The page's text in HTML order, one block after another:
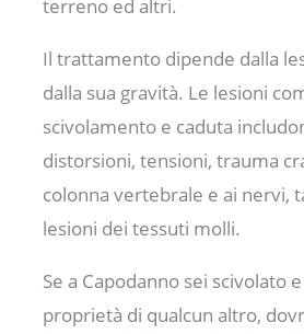
terreno ed altri.
Il trattamento dipende dalla
dalla sua gravità. Le lesioni
scivolamento e caduta
distorsioni, tensioni, trauma
colonna vertebrale e ai nervi,
lesioni dei tessuti molli.
Se a Capodanno sei scivolato
proprietà di qualcun altro,